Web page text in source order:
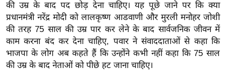
ज्ञ
रा
य
ब
ज
की उम्र के बाद पद छोड़ देना चाहिए। यह पूछे जाने पर कि क्या
प्रधानमंत्री नरेंद्र मोदी को लालकृष्ण आडवाणी और मुरली मनोहर जोशी
की तरह 75 साल की उम्र पार कर लेने के बाद सार्वजनिक जीवन में
काम करना बंद कर देना चाहिए, पवार ने संवाददाताओं से कहा कि
भाजपा के लोग अब कहते हैं कि उन्होंने कभी नहीं कहा कि 75 साल
की उम्र के बाद नेताओं को पीछे हट जाना चाहिए।